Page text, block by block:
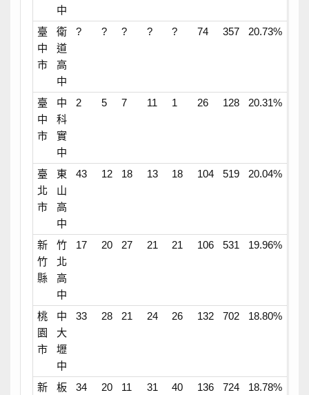
中
臺
中
市
衛
道
高
中
? ? ? ? ? 74 357 20.73%
臺
中
市
中
科
實
中
2 5 7 11 1 26 128 20.31%
臺
北
市
東
山
高
中
43 12 18 13 18 104 519 20.04%
新
竹
縣
竹
北
高
中
17 20 27 21 21 106 531 19.96%
桃
園
市
中
大
壢
中
33 28 21 24 26 132 702 18.80%
新
板
34 20 11 31 40 136 724 18.78%